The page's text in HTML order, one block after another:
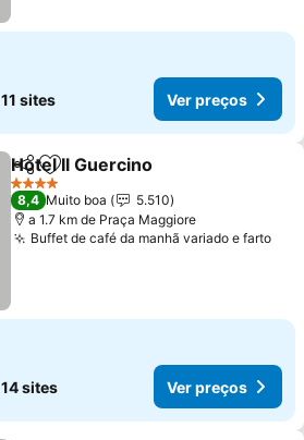
11 sites Ver preços
PartilharAdicionar aos favoritos
Hotel Il Guercino
4 Estrelas
8,4 Muito boa
5.510
a 1.7 km de Praça Maggiore
Buffet de café da manhã variado e farto
14 sites Ver preços